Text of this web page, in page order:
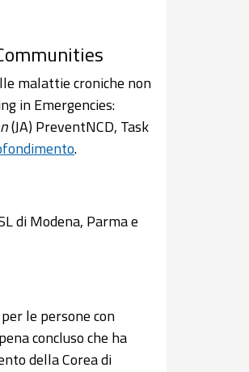
malattie croniche non
in Emergencies:
(JA) PreventNCD, Task
.
di Modena, Parma e
le persone con
concluso che ha
della Corea di